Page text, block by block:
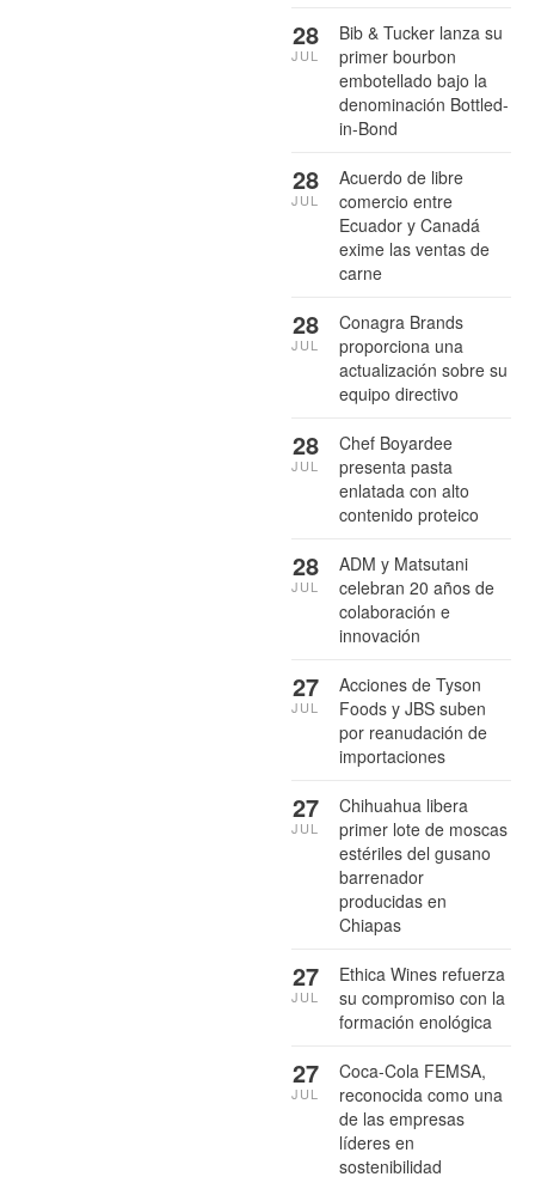
Bib & Tucker lanza su
primer bourbon
embotellado bajo la
denominación Bottled-
in-Bond
28
JUL
Acuerdo de libre
comercio entre
Ecuador y Canadá
exime las ventas de
carne
28
JUL
Conagra Brands
proporciona una
actualización sobre su
equipo directivo
28
JUL
Chef Boyardee
presenta pasta
enlatada con alto
contenido proteico
28
JUL
ADM y Matsutani
celebran 20 años de
colaboración e
innovación
28
JUL
Acciones de Tyson
Foods y JBS suben
por reanudación de
importaciones
27
JUL
Chihuahua libera
primer lote de moscas
estériles del gusano
barrenador
producidas en
Chiapas
27
JUL
Ethica Wines refuerza
su compromiso con la
formación enológica
27
JUL
Coca-Cola FEMSA,
reconocida como una
de las empresas
líderes en
sostenibilidad
27
JUL